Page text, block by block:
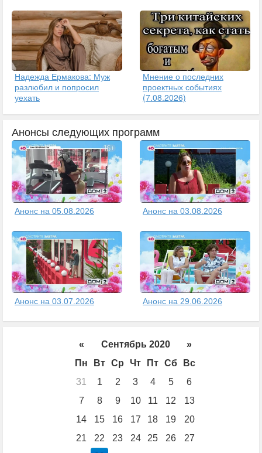
Надежда Ермакова: Муж
разлюбил и попросил
уехать
Мнение о последних
проектных событиях
(7.08.2026)
Анонсы следующих программ
Анонс на 05.08.2026 Анонс на 03.08.2026
Анонс на 03.07.2026 Анонс на 29.06.2026
« Сентябрь 2020
»
Пн
Вт Ср Чт Пт Сб
Вс
31
1 2 3 4 5
6
7
8 9 10 11 12
13
14
15 16 17 18 19
20
21
22 23 24 25 26
27